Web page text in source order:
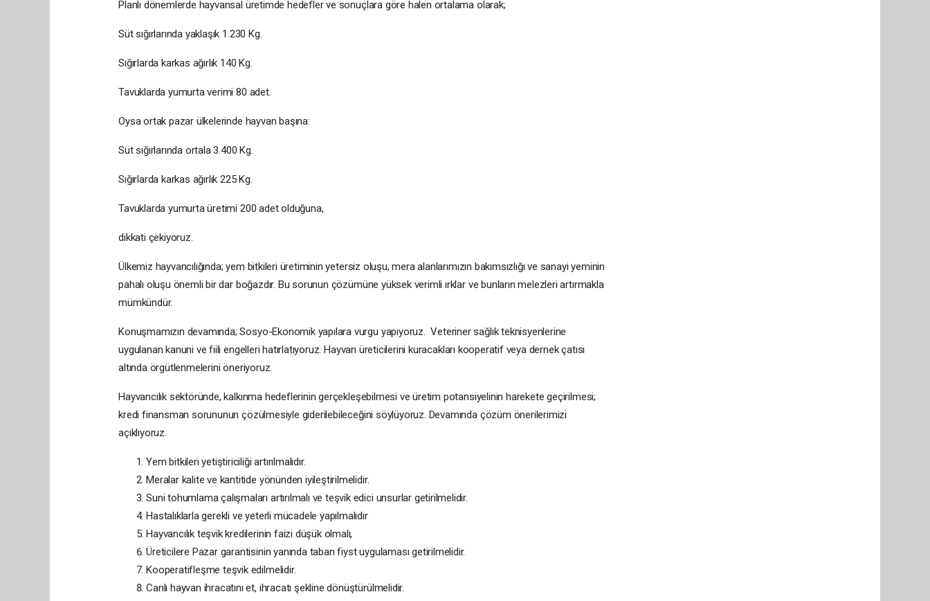
Planlı dönemlerde hayvansal üretimde hedefler ve sonuçlara göre halen ortalama olarak;
Süt sığırlarında yaklaşık 1.230 Kg.
Sığırlarda karkas ağırlık 140 Kg.
Tavuklarda yumurta verimi 80 adet.
Oysa ortak pazar ülkelerinde hayvan başına:
Süt sığırlarında ortala 3.400 Kg.
Sığırlarda karkas ağırlık 225 Kg.
Tavuklarda yumurta üretimi 200 adet olduğuna,
dikkati çekiyoruz.
Ülkemiz hayvancılığında; yem bitkileri üretiminin yetersiz oluşu, mera alanlarımızın bakımsızlığı ve sanayi yeminin
pahalı oluşu önemli bir dar boğazdır. Bu sorunun çözümüne yüksek verimli ırklar ve bunların melezleri artırmakla
mümkündür.
Konuşmamızın devamında; Sosyo-Ekonomik yapılara vurgu yapıyoruz. Veteriner sağlık teknisyenlerine
uygulanan kanuni ve fiili engelleri hatırlatıyoruz. Hayvan üreticilerini kuracakları kooperatif veya dernek çatısı
altında örgütlenmelerini öneriyoruz.
Hayvancılık sektöründe, kalkınma hedeflerinin gerçekleşebilmesi ve üretim potansiyelinin harekete geçirilmesi;
kredi finansman sorununun çözülmesiyle giderilebileceğini söylüyoruz. Devamında çözüm önerilerimizi
açıklıyoruz.
Yem bitkileri yetiştiriciliği artırılmalıdır.
Meralar kalite ve kantitide yönünden iyileştirilmelidir.
Suni tohumlama çalışmaları artırılmalı ve teşvik edici unsurlar getirilmelidir.
Hastalıklarla gerekli ve yeterli mücadele yapılmalıdır
Hayvancılık teşvik kredilerinin faizi düşük olmalı,
Üreticilere Pazar garantisinin yanında taban fiyst uygulaması getirilmelidir.
Kooperatifleşme teşvik edilmelidir.
Canlı hayvan ihracatını et, ihracatı şekline dönüştürülmelidir.